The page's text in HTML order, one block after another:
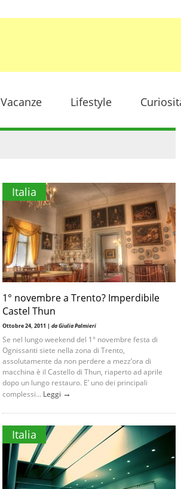
Vacanze Lifestyle
Italia
1° novembre a Trento? Imperdibile
Castel Thun
Ottobre 24, 2011 | da Giulia Palmieri
Se nel lungo weekend del 1° novembre festa di
Ognissanti siete nella zona di Trento,
assolutamente da non perdere a mezz’ora di
macchina è il Castello di Thun, riaperto ad aprile
dopo un lungo restauro. E’ uno dei principali
complessi... Leggi →
Italia